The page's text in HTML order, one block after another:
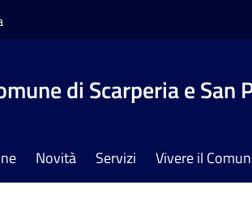
di Scarperia e San
Novità Servizi Vivere il